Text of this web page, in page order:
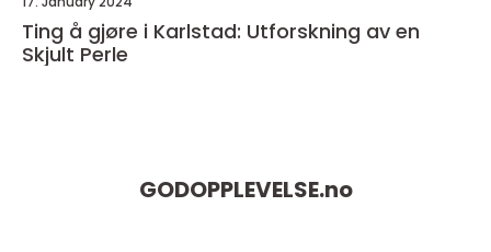
Ting å gjøre i Karlstad: Utforskning av en
Skjult Perle
GODOPPLEVELSE.no